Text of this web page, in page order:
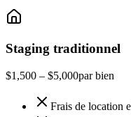
Staging traditionnel
$1,500 – $5,000par bien
Frais de location